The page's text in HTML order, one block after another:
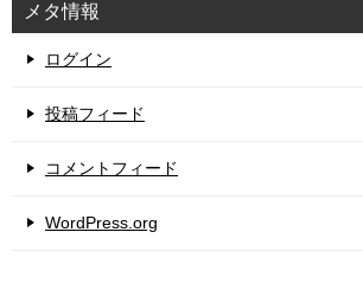
メタ情報
ログイン
投稿フィード
コメントフィード
WordPress.org